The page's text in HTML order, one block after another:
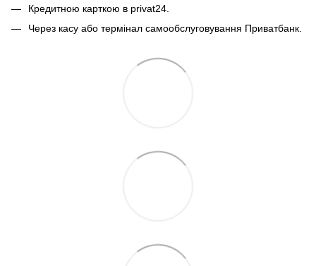
Кредитною карткою в privat24.
Через касу або термінал самообслуговування Приватбанк.